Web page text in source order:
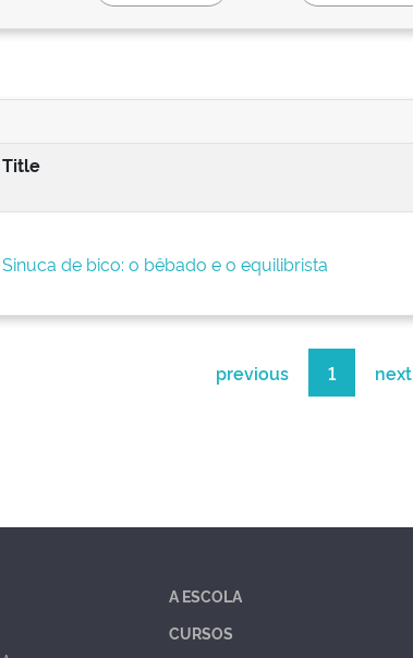
Title
Sinuca de bico: o bêbado e o equilibrista
previous 1 next
A ESCOLA
CURSOS